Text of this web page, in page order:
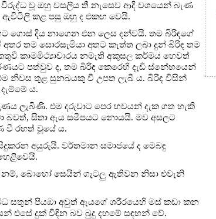
වූ ඔහු වසලිය තී නැසෙව ආදි වශයෙන් බැණ
ඇවිටිලි කළ පසු ඔහු ද එකඟ වෙයි.
ගොස් දිය නාගෙන එන ලෙස දන්වයි. තම බිරිඳගේ
තම සොරසැමියා අතට කැත්ත ලබා දුන් බිරිඳ තම
කාමමිථ්‍යාචාරය නමැති අකුසල කර්මය හෙවත්
පත්වුව ද, තම බිරිඳ කෙරෙහි දැඩි ස්නේහයෙන්
එම නිවස තුළ සුනඛයකු වී උපත ලැබී ය. බිරිඳ විසින්
ය.
ලැබිණි. එම දරුවාට පෙර භවයන් දැක ගත හැකි
බවත්, සිතා ඇය සමීපයට නොයයි. මව අසලට
වී රහත් වූයේ ය.
අයුරුයි. වර්තමාන සමාජයේ ද මෙබඳු
නම්, බොහෝ සෙයින් ගැටලු ඇතිවන නිසා එවැනි
සතුන් පියඹා අවුත් ඇයගේ ශරීරයෙහි මස් කඩා කන
එසේ දුක් විඳින බව බුදු දහමේ සඳහන් වේ.